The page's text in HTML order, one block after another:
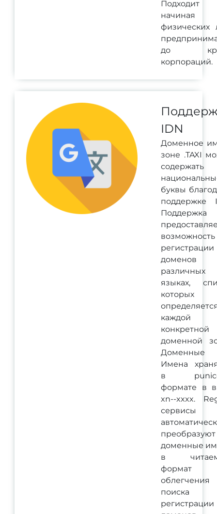
Подходит
до
корпораций.
IDN
Доменное
зоне .TAXI
содержать
буквы
поддержке
Поддержка
возможность
регистрации
доменов
различных
языках,
которых
каждой
конкретной
доменной
Доменные
Имена
в
формате в
xn--xxxx.
сервисы
преобразуют
доменные
в
формат
облегчения
регистрации